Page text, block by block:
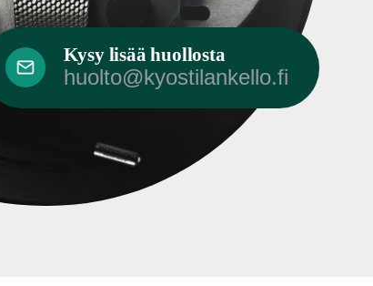
Kysy lisää huollosta
huolto@kyostilankello.fi